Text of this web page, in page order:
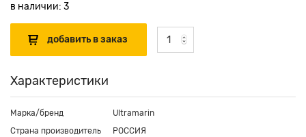
в наличии: 3
Характеристики
Марка/бренд
Ultramarin
Страна производитель
РОССИЯ